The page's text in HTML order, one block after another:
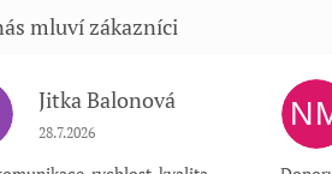
Jitka Balonová
Hodnocení obchodu je 5 z 5 hvězdiček.
28.7.2026